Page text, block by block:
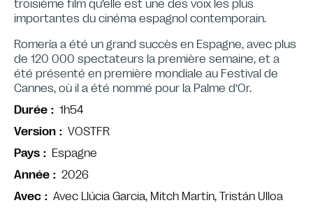
Avec Avec Llúcia Garcia, Mitch Martín, Tristán Ulloa
troisième film qu’elle est une des voix les plus
importantes du cinéma espagnol contemporain.
Romería a été un grand succès en Espagne, avec plus
de 120 000 spectateurs la première semaine, et a
été présenté en première mondiale au Festival de
Cannes, où il a été nommé pour la Palme d’Or.
Durée
1h54
Version
VOSTFR
Pays
Espagne
Année
2026